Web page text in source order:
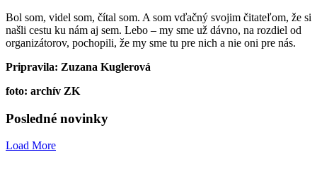
Bol som, videl som, čítal som. A som vďačný svojim čitateľom, že si
našli cestu ku nám aj sem. Lebo – my sme už dávno, na rozdiel od
organizátorov, pochopili, že my sme tu pre nich a nie oni pre nás.
Pripravila: Zuzana Kuglerová
foto: archív ZK
Posledné novinky
Load More